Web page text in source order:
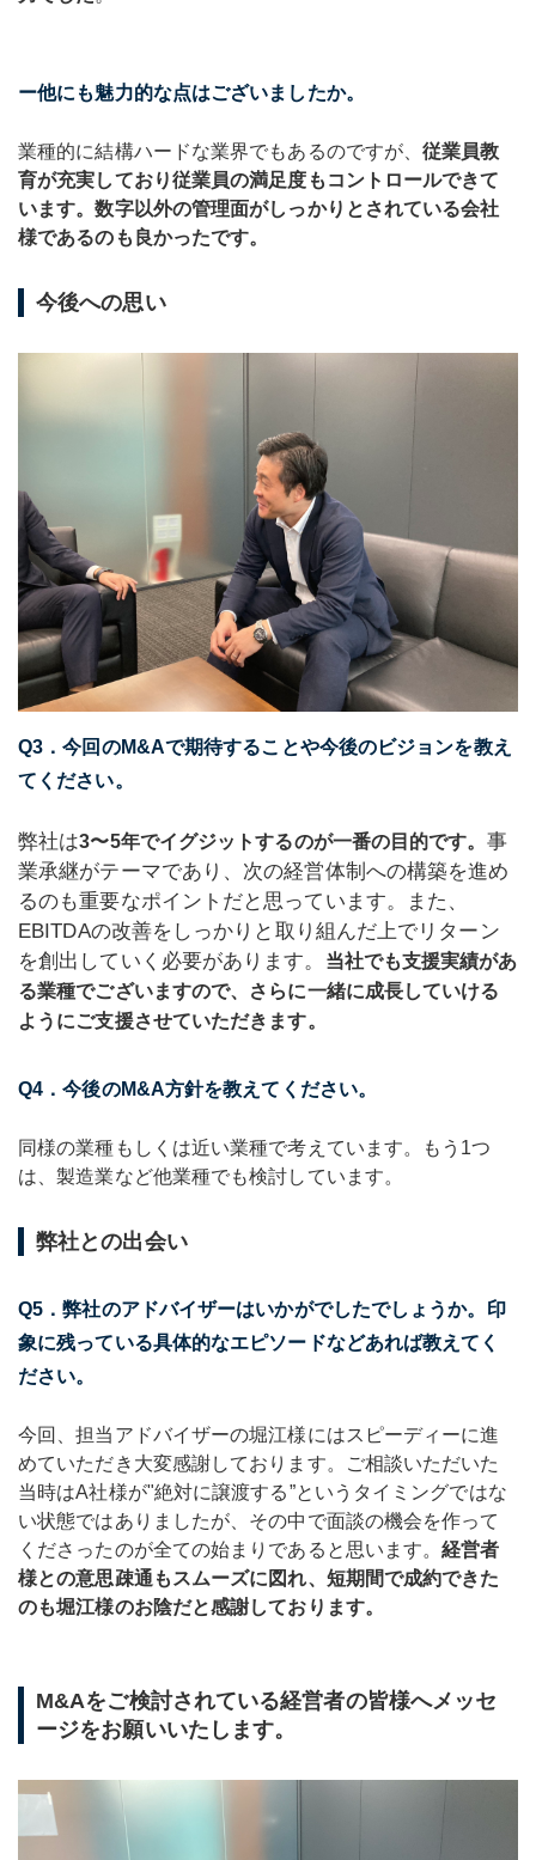
ー他にも魅力的な点はございましたか。
業種的に結構ハードな業界でもあるのですが、従業員教
育が充実しており従業員の満足度もコントロールできて
います。数字以外の管理面がしっかりとされている会社
様であるのも良かったです。
今後への思い
Q3．今回のM&Aで期待することや今後のビジョンを教え
てください。
弊社は3〜5年でイグジットするのが一番の目的です。 事
業承継がテーマであり、次の経営体制への構築を進め
るのも重要なポイントだと思っています。また、
EBITDAの改善をしっかりと取り組んだ上でリターン
を創出していく必要があります。
当社でも支援実績があ
る業種でございますので、さらに一緒に成長していける
ようにご支援させていただきます。
Q4．今後のM&A方針を教えてください。
同様の業種もしくは近い業種で考えています。もう1つ
は、製造業など他業種でも検討しています。
弊社との出会い
Q5．弊社のアドバイザーはいかがでしたでしょうか。印
象に残っている具体的なエピソードなどあれば教えてく
ださい。
今回、担当アドバイザーの堀江様にはスピーディーに進
めていただき大変感謝しております。ご相談いただいた
当時はA社様が"絶対に譲渡する”というタイミングではな
い状態ではありましたが、その中で面談の機会を作って
くださったのが全ての始まりであると思います。経営者
様との意思疎通もスムーズに図れ、短期間で成約できた
のも堀江様のお陰だと感謝しております。
M&Aをご検討されている経営者の皆様へメッセ
ージをお願いいたします。